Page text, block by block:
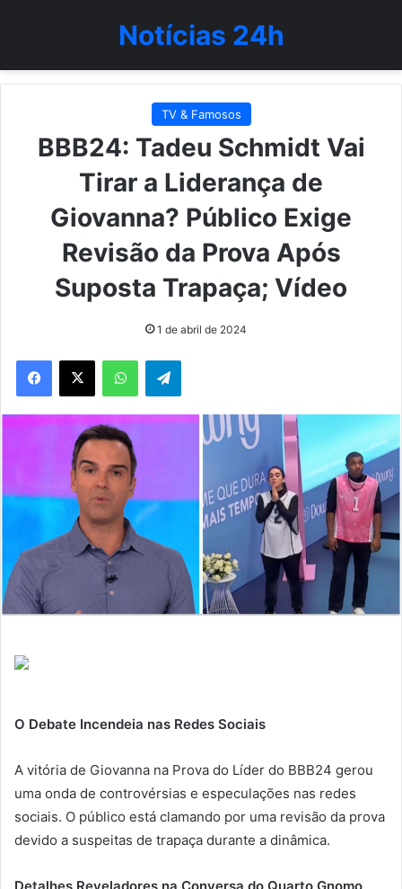
Notícias 24h
TV & Famosos
BBB24: Tadeu Schmidt Vai
Tirar a Liderança de
Giovanna? Público Exige
Revisão da Prova Após
Suposta Trapaça; Vídeo
1 de abril de 2024
WhatsAppTelegram
O Debate Incendeia nas Redes Sociais
A vitória de Giovanna na Prova do Líder do BBB24 gerou
uma onda de controvérsias e especulações nas redes
sociais. O público está clamando por uma revisão da prova
devido a suspeitas de trapaça durante a dinâmica.